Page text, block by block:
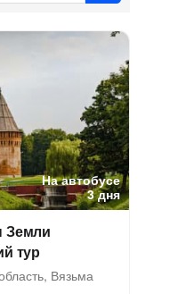
На автобусе
3 дня
Земли
тур
Вязьма